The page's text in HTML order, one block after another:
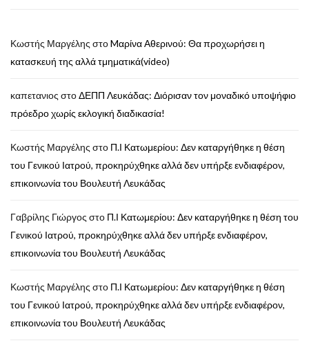
Κωστής Μαργέλης στοMαρίνα Αθερινού: Θα προχωρήσει η
κατασκευή της αλλά τμηματικά(video)
καπετανιος στοΔΕΠΠ Λευκάδας: Διόρισαν τον μοναδικό υποψήφιο
πρόεδρο χωρίς εκλογική διαδικασία!
Κωστής Μαργέλης στο Π.Ι Κατωμερίου: Δεν καταργήθηκε η θέση
του Γενικού Ιατρού, προκηρύχθηκε αλλά δεν υπήρξε ενδιαφέρον,
επικοινωνία του Βουλευτή Λευκάδας
Γαβρίλης Γιώργος στο Π.Ι Κατωμερίου: Δεν καταργήθηκε η θέση του
Γενικού Ιατρού, προκηρύχθηκε αλλά δεν υπήρξε ενδιαφέρον,
επικοινωνία του Βουλευτή Λευκάδας
Κωστής Μαργέλης στο Π.Ι Κατωμερίου: Δεν καταργήθηκε η θέση
του Γενικού Ιατρού, προκηρύχθηκε αλλά δεν υπήρξε ενδιαφέρον,
επικοινωνία του Βουλευτή Λευκάδας